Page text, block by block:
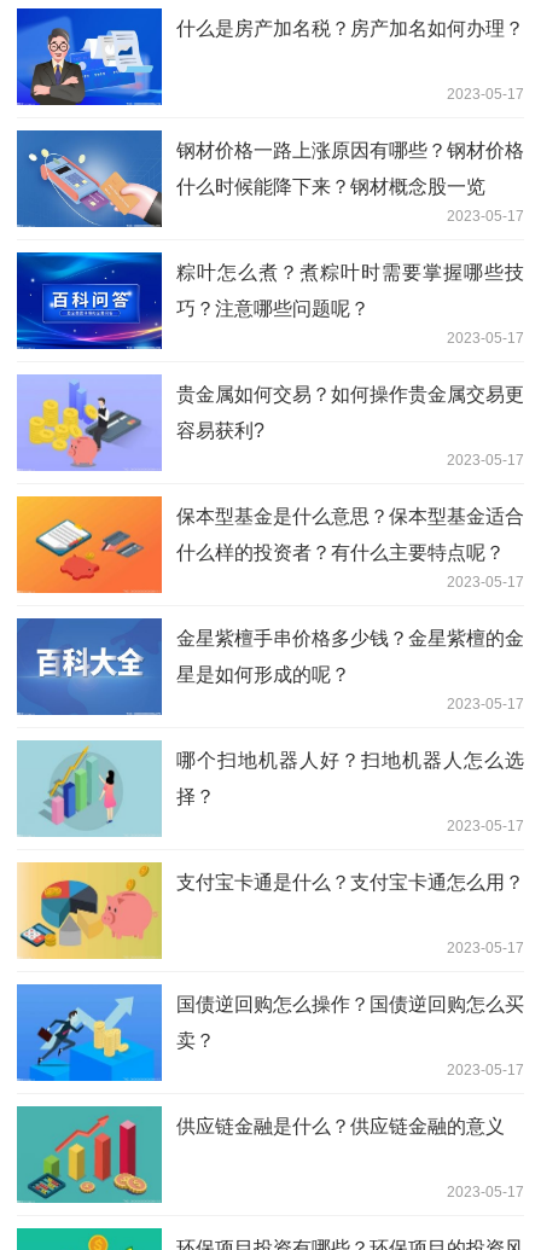
什么是房产加名税？房产加名如何办理？
2023-05-17
钢材价格一路上涨原因有哪些？钢材价格
什么时候能降下来？钢材概念股一览
2023-05-17
粽叶怎么煮？煮粽叶时需要掌握哪些技
巧？注意哪些问题呢？
2023-05-17
贵金属如何交易？如何操作贵金属交易更
容易获利?
2023-05-17
保本型基金是什么意思？保本型基金适合
什么样的投资者？有什么主要特点呢？
2023-05-17
金星紫檀手串价格多少钱？金星紫檀的金
星是如何形成的呢？
2023-05-17
哪个扫地机器人好？扫地机器人怎么选
择？
2023-05-17
支付宝卡通是什么？支付宝卡通怎么用？
2023-05-17
国债逆回购怎么操作？国债逆回购怎么买
卖？
2023-05-17
供应链金融是什么？供应链金融的意义
2023-05-17